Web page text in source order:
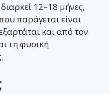
12–18 μήνες,
παράγεται είναι
και από τον
τη φυσική